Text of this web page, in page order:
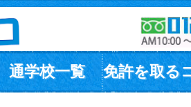
通学校一覧 免許を取る